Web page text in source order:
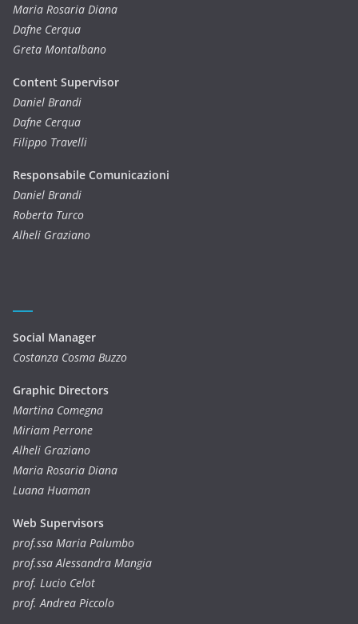
Maria Rosaria Diana
Dafne Cerqua
Greta Montalbano
Content Supervisor
Daniel Brandi
Dafne Cerqua
Filippo Travelli
Responsabile Comunicazioni
Daniel Brandi
Roberta Turco
Alheli Graziano
Social Manager
Costanza Cosma Buzzo
Graphic Directors
Martina Comegna
Miriam Perrone
Alheli Graziano
Maria Rosaria Diana
Luana Huaman
Web Supervisors
prof.ssa Maria Palumbo
prof.ssa Alessandra Mangia
prof. Lucio Celot
prof. Andrea Piccolo